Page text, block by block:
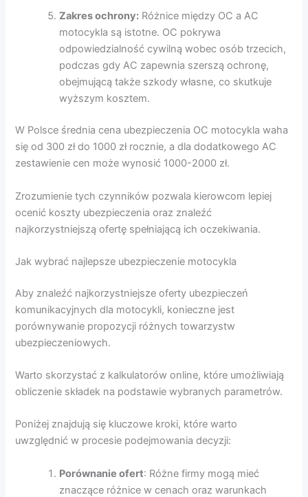
Zakres ochrony: Różnice między OC a AC
motocykla są istotne. OC pokrywa
odpowiedzialność cywilną wobec osób trzecich,
podczas gdy AC zapewnia szerszą ochronę,
obejmującą także szkody własne, co skutkuje
wyższym kosztem.
W Polsce średnia cena ubezpieczenia OC motocykla waha
się od 300 zł do 1000 zł rocznie, a dla dodatkowego AC
zestawienie cen może wynosić 1000-2000 zł.
Zrozumienie tych czynników pozwala kierowcom lepiej
ocenić koszty ubezpieczenia oraz znaleźć
najkorzystniejszą ofertę spełniającą ich oczekiwania.
Jak wybrać najlepsze ubezpieczenie motocykla
Aby znaleźć najkorzystniejsze oferty ubezpieczeń
komunikacyjnych dla motocykli, konieczne jest
porównywanie propozycji różnych towarzystw
ubezpieczeniowych.
Warto skorzystać z kalkulatorów online, które umożliwiają
obliczenie składek na podstawie wybranych parametrów.
Poniżej znajdują się kluczowe kroki, które warto
uwzględnić w procesie podejmowania decyzji:
Porównanie ofert: Różne firmy mogą mieć
znaczące różnice w cenach oraz warunkach